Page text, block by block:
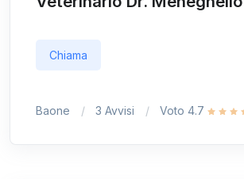
Chiama
Baone 3 Avvisi Voto 4.7